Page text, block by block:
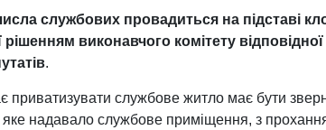
службових провадиться на підставі
виконавчого комітету
.
службове житло має бути
яке надавало службове приміщення, з